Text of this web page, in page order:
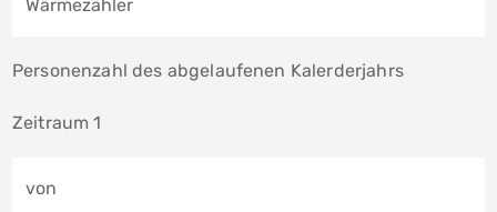
Wärmezähler
Personenzahl des abgelaufenen Kalerderjahrs
Zeitraum 1
von